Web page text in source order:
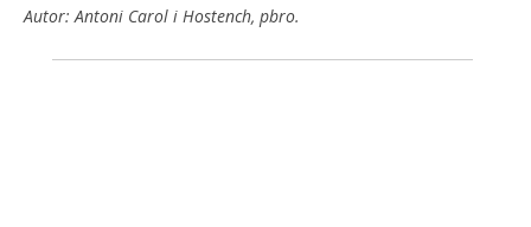
Autor: Antoni Carol i Hostench, pbro.